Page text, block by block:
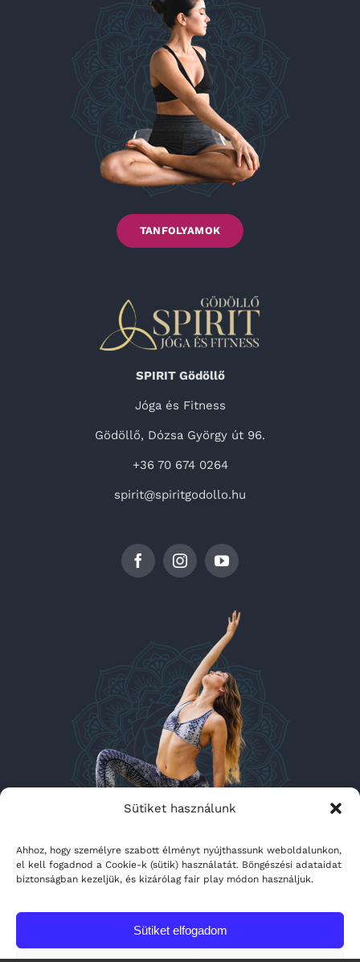
Sütiket használunk
Ahhoz, hogy személyre szabott élményt nyújthassunk weboldalunkon,
el kell fogadnod a Cookie-k (sütik) használatát. Böngészési adataidat
biztonságban kezeljük, és kizárólag fair play módon használjuk.
Sütiket elfogadom
TANFOLYAMOK
SPIRIT Gödöllő
Jóga és Fitness
Gödöllő, Dózsa György út 96.
+36 70 674 0264
spirit@spiritgodollo.hu